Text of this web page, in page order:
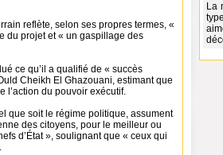
reflète, selon ses propres termes, «
du projet et « un gaspillage des
ce qu’il a qualifié de « succès
Cheikh El Ghazouani, estimant que
l’action du pouvoir exécutif.
que soit le régime politique, assument
des citoyens, pour le meilleur ou
d’État », soulignant que « ceux qui
La